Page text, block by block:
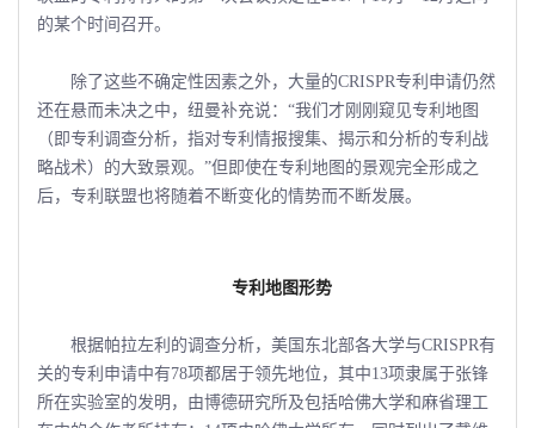
的某个时间召开。
除了这些不确定性因素之外，大量的CRISPR专利申请仍然
还在悬而未决之中，纽曼补充说：“我们才刚刚窥见专利地图
（即专利调查分析，指对专利情报搜集、揭示和分析的专利战
略战术）的大致景观。”但即使在专利地图的景观完全形成之
后，专利联盟也将随着不断变化的情势而不断发展。
专利地图形势
根据帕拉左利的调查分析，美国东北部各大学与CRISPR有
关的专利申请中有78项都居于领先地位，其中13项隶属于张锋
所在实验室的发明，由博德研究所及包括哈佛大学和麻省理工